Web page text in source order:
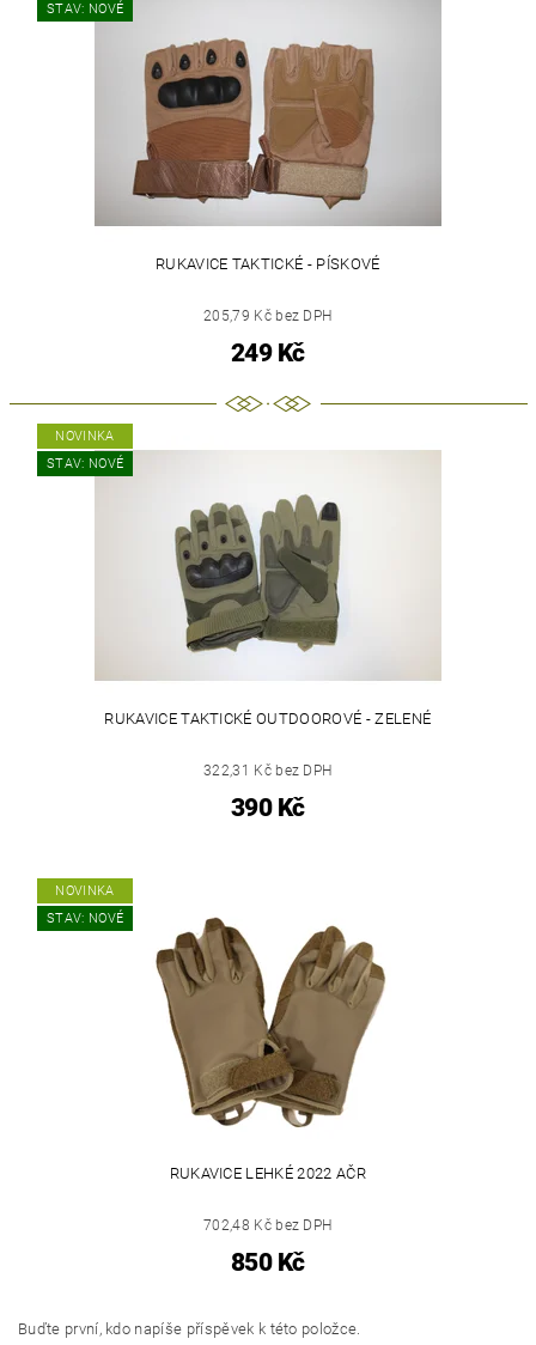
STAV: NOVÉ
RUKAVICE TAKTICKÉ - PÍSKOVÉ
205,79 Kč bez DPH
249 Kč
NOVINKA
STAV: NOVÉ
RUKAVICE TAKTICKÉ OUTDOOROVÉ - ZELENÉ
322,31 Kč bez DPH
390 Kč
NOVINKA
STAV: NOVÉ
RUKAVICE LEHKÉ 2022 AČR
702,48 Kč bez DPH
850 Kč
Buďte první, kdo napíše příspěvek k této položce.